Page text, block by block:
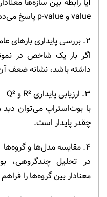
value و p-value پاسخ می‌دهد.
۲. بررسی پایداری بارهای عاملی
اگر بار یک شاخص در
داشته باشد، نشانه
۳. ارزیابی پایداری R² و Q²
با بوت‌استراپ می‌توان دید
چقدر پایدار است.
۴. مقایسه مدل‌ها و گروه‌ها
در تحلیل چندگروهی،
معنادار بین گروه‌ها را